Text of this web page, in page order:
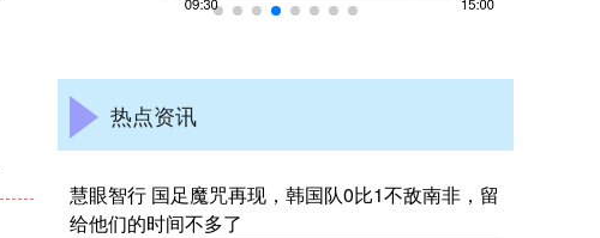
热点资讯
慧眼智行 国足魔咒再现，韩国队0比1不敌南非，留
给他们的时间不多了